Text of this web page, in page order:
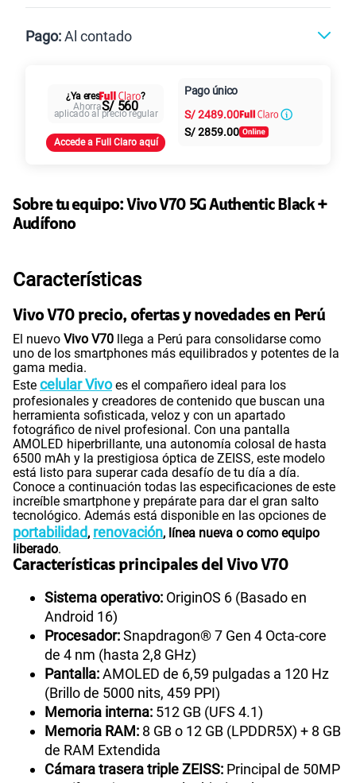
Paga solo
25GBen alta velocidad
S/29.90
Pago:Al contado
Al contado Cuotas Claro
intereses
¿Ya eres
?
AhorraS/ 560
aplicado al precio regular
Accede a Full Claro aquí
Pago único
S/2489.00
S/2859.00
Sobre tu equipo: Vivo V70 5G Authentic Black +
Audífono
Características
Vivo V70 precio, ofertas y novedades en Perú
El nuevo Vivo V70 llega a Perú para consolidarse como
uno de los smartphones más equilibrados y potentes de la
gama media.
Este celular Vivoes el compañero ideal para los
profesionales y creadores de contenido que buscan una
herramienta sofisticada, veloz y con un apartado
fotográfico de nivel profesional. Con una pantalla
AMOLED hiperbrillante, una autonomía colosal de hasta
6500 mAh y la prestigiosa óptica de ZEISS, este modelo
está listo para superar cada desafío de tu día a día.
Conoce a continuación todas las especificaciones de este
increíble smartphone y prepárate para dar el gran salto
tecnológico. Además está disponible en las opciones de
portabilidad, renovación, línea nueva o como equipo
liberado.
Características principales del Vivo V70
Sistema operativo: OriginOS 6 (Basado en
Android 16)
Procesador:Snapdragon® 7 Gen 4 Octa-core
de 4 nm (hasta 2,8 GHz)
Pantalla:AMOLED de 6,59 pulgadas a 120 Hz
(Brillo de 5000 nits, 459 PPI)
Memoria interna: 512 GB (UFS 4.1)
Memoria RAM: 8 GB o 12 GB (LPDDR5X) + 8 GB
de RAM Extendida
Cámara trasera triple ZEISS: Principal de 50MP